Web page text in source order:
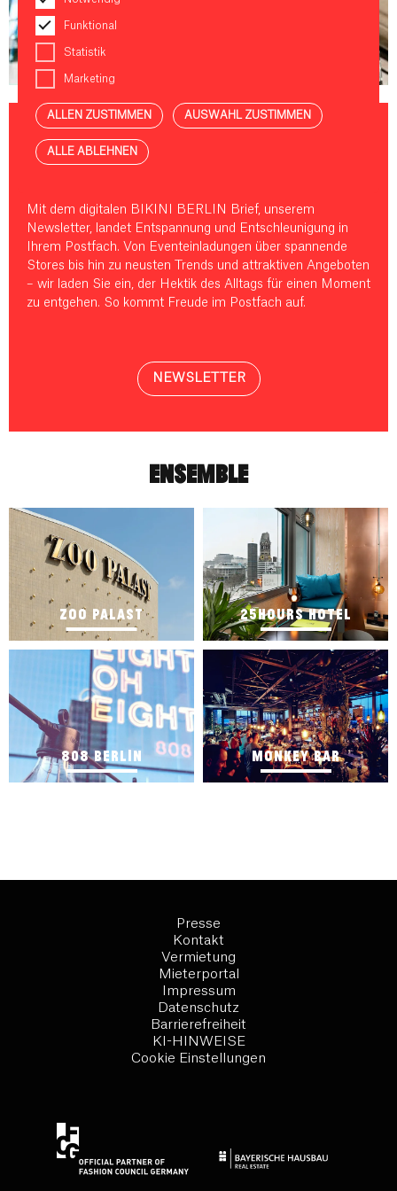
Funktional
Statistik
Marketing
ALLEN ZUSTIMMEN AUSWAHL ZUSTIMMEN
ALLE ABLEHNEN
EIN BRIEF, DER FREUDE BRINGT
Mit dem digitalen BIKINI BERLIN Brief, unserem
Newsletter, landet Entspannung und Entschleunigung in
Ihrem Postfach. Von Eventeinladungen über spannende
Stores bis hin zu neusten Trends und attraktiven Angeboten
– wir laden Sie ein, der Hektik des Alltags für einen Moment
zu entgehen. So kommt Freude im Postfach auf.
NEWSLETTER
ENSEMBLE
ZOO PALAST 25HOURS HOTEL
808 BERLIN MONKEY BAR
Presse
Kontakt
Vermietung
Mieterportal
Impressum
Datenschutz
Barrierefreiheit
KI-HINWEISE
Cookie Einstellungen